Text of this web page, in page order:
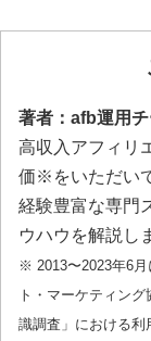
著者：afb運用
高収入アフィリ
価※をいただい
経験豊富な専門
ウハウを解説し
※ 2013〜2023年6月
ト・マーケティン
識調査」における利